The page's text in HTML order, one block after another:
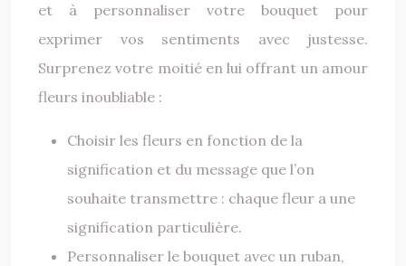
et à personnaliser votre bouquet pour
exprimer vos sentiments avec justesse.
Surprenez votre moitié en lui offrant un amour
fleurs inoubliable :
Choisir les fleurs en fonction de la
signification et du message que l’on
souhaite transmettre : chaque fleur a une
signification particulière.
Personnaliser le bouquet avec un ruban,